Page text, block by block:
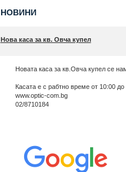
НОВИНИ
Нова каса за кв. Овча купел
Новата каса за кв.Овча купел се
Касата е с рабтно време от 10:00 до
www.optic-com.bg
02/8710184